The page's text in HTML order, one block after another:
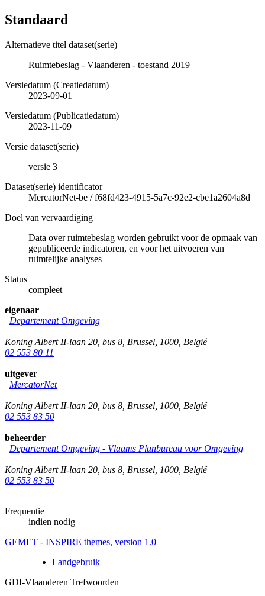
Standaard
Alternatieve titel dataset(serie)
Ruimtebeslag - Vlaanderen - toestand 2019
Versiedatum (Creatiedatum)
2023-09-01
Versiedatum (Publicatiedatum)
2023-11-09
Versie dataset(serie)
versie 3
Dataset(serie) identificator
MercatorNet-be /f68fd423-4915-5a7c-92e2-cbe1a2604a8d
Doel van vervaardiging
Data over ruimtebeslag worden gebruikt voor de opmaak van
gepubliceerde indicatoren, en voor het uitvoeren van
ruimtelijke analyses
Status
compleet
eigenaar
Departement Omgeving
Koning Albert II-laan 20, bus 8 Brussel 1000 België
02 553 80 11
uitgever
MercatorNet
Koning Albert II-laan 20, bus 8 Brussel 1000 België
02 553 83 50
beheerder
Departement Omgeving - Vlaams Planbureau voor Omgeving
Koning Albert II-laan 20, bus 8 Brussel 1000 België
02 553 83 50
Frequentie
indien nodig
GEMET - INSPIRE themes, version 1.0
Landgebruik
GDI-Vlaanderen Trefwoorden